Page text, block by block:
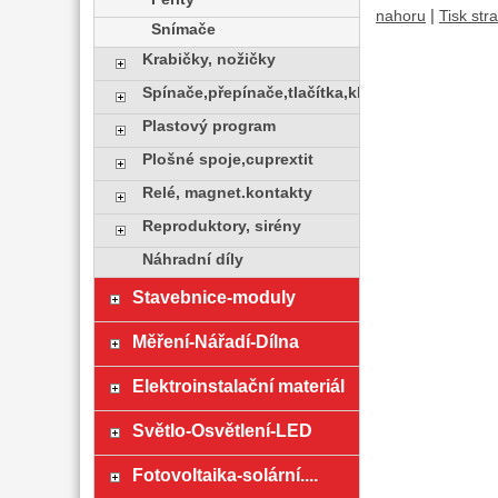
nahoru Tisk
Snímače
Krabičky, nožičky
Spínače,přepínače,tlačítka,klávesy
Plastový program
Plošné spoje,cuprextit
Relé, magnet.kontakty
Reproduktory, sirény
Náhradní díly
Stavebnice-moduly
Měření-Nářadí-Dílna
Elektroinstalační materiál
Světlo-Osvětlení-LED
Fotovoltaika-solární....